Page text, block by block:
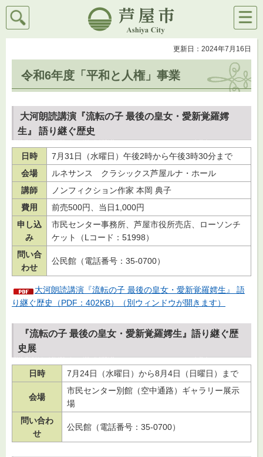
芦屋市
検索
メニ
ュー
更新日：2024年7月16日
令和6年度「平和と人権」事業
大河朗読講演『流転の子 最後の皇女・愛新覚羅嫮
生』 語り継ぐ歴史
日時
7月31日（水曜日）午後2時から午後3時30分まで
会場
ルネサンス クラシックス芦屋ルナ・ホール
講師
ノンフィクション作家 本岡 典子
費用
前売500円、当日1,000円
申し込
み
市民センター事務所、芦屋市役所売店、ローソンチ
ケット（Lコード：51998）
問い合
わせ
公民館（電話番号：35-0700）
大河朗読講演『流転の子 最後の皇女・愛新覚羅嫮生』 語
り継ぐ歴史（PDF：402KB）（別ウィンドウが開きます）
『流転の子 最後の皇女・愛新覚羅嫮生』語り継ぐ歴
史展
日時 7月24日（水曜日）から8月4日（日曜日）まで
会場
市民センター別館（空中通路）ギャラリー展示
場
問い合わ
せ
公民館（電話番号：35-0700）